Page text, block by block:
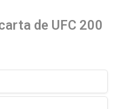
de UFC 200